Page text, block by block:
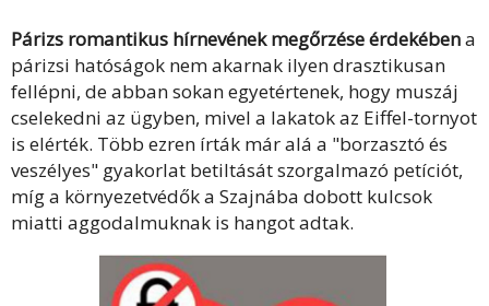
Párizs romantikus hírnevének megőrzése érdekébena
párizsi hatóságok nem akarnak ilyen drasztikusan
fellépni, de abban sokan egyetértenek, hogy muszáj
cselekedni az ügyben, mivel a lakatok az Eiffel-tornyot
is elérték. Több ezren írták már alá a "borzasztó és
veszélyes" gyakorlat betiltását szorgalmazó petíciót,
míg a környezetvédők a Szajnába dobott kulcsok
miatti aggodalmuknak is hangot adtak.